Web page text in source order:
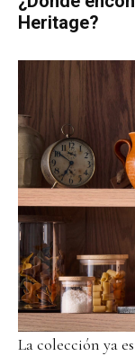
Heritage?
La colección ya